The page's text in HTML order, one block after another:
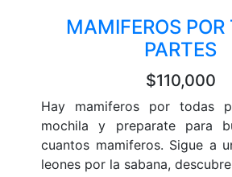
MAMIFEROS POR
PARTES
$110,000
Hay mamiferos por todas
mochila y preparate para
cuantos mamiferos. Sigue a
leones por la sabana,